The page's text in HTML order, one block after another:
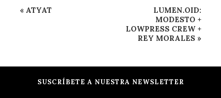
Navegación
« ATYAT
LUMEN.OID:
MODESTO +
LOWPRESS CREW +
REY MORALES »
SUSCRÍBETE A NUESTRA NEWSLETTER